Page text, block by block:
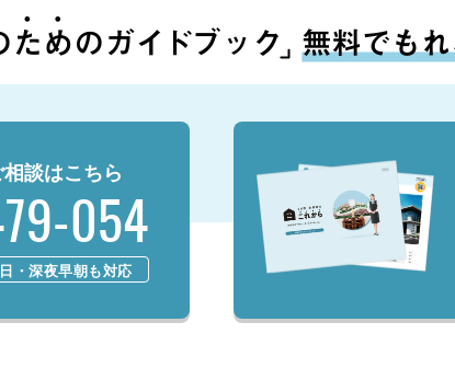
談はこちら
054
・深夜早朝も対応